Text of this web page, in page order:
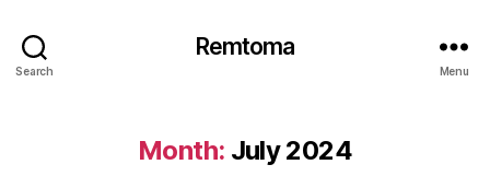
Search
Remtoma
Menu
Month: July 2024